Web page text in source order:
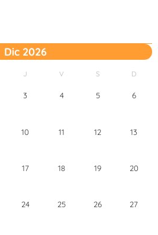
Dic 2026
J V S D
3 4 5 6
10 11 12 13
17 18 19 20
24 25 26 27